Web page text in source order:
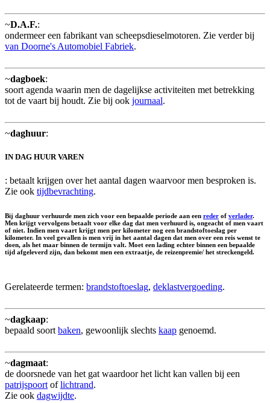
~D.A.F.:
ondermeer een fabrikant van scheepsdieselmotoren. Zie verder bij
van Doorne's Automobiel Fabriek.
~dagboek:
soort agenda waarin men de dagelijkse activiteiten met betrekking
tot de vaart bij houdt. Zie bij ook journaal.
~daghuur:
IN DAG HUUR VAREN
: betaalt krijgen over het aantal dagen waarvoor men besproken is.
Zie ook tijdbevrachting.
Bij daghuur verhuurde men zich voor een bepaalde periode aan een reder of verlader.
Men krijgt vervolgens betaalt voor elke dag dat men verhuurd is, ongeacht of men vaart
of niet. Indien men vaart krijgt men per kilometer nog een brandstoftoeslag per
kilometer. In veel gevallen is men vrij in het aantal dagen dat men over een reis wenst te
doen, als het maar binnen de termijn valt. Moet een lading echter binnen een bepaalde
tijd afgeleverd zijn, dan bekomt men een extraatje, de reizenpremie/ het streckengeld.
Gerelateerde termen: brandstoftoeslag, deklastvergoeding.
~dagkaap:
bepaald soort baken, gewoonlijk slechts kaap genoemd.
~dagmaat:
de doorsnede van het gat waardoor het licht kan vallen bij een
patrijspoort oflichtrand.
Zie ook dagwijdte.